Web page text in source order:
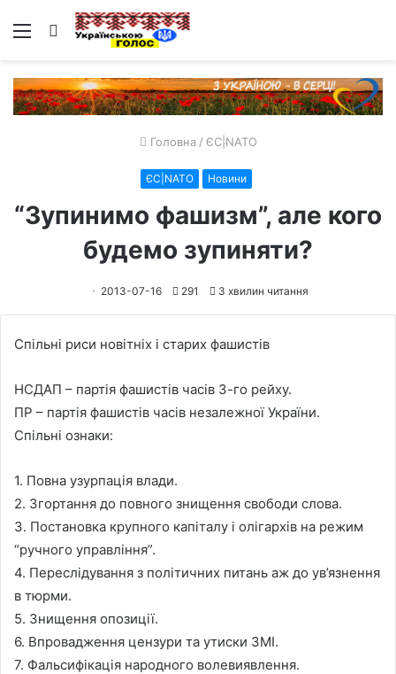
Меню Пошук
Головна / ЄС|NATO
ЄС|NATO Новини
“Зупинимо фашизм”, але кого
будемо зупиняти?
2013-07-16 291 3 хвилин читання
Спільні риси новітніх і старих фашистів
НСДАП – партія фашистів часів 3-го рейху.
ПР – партія фашистів часів незалежної України.
Спільні ознаки:
1. Повна узурпація влади.
2. Згортання до повного знищення свободи слова.
3. Постановка крупного капіталу і олігархів на режим
“ручного управління”.
4. Переслідування з політичних питань аж до ув’язнення
в тюрми.
5. Знищення опозиції.
6. Впровадження цензури та утиски ЗМІ.
7. Фальсифікація народного волевиявлення.